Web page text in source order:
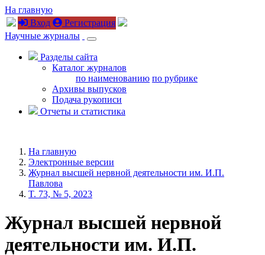
На главную
Вход
Регистрация
Научные журналы
Разделы сайта
Каталог журналов
по наименованию по рубрике
Архивы выпусков
Подача рукописи
Отчеты и статистика
На главную
Электронные версии
Журнал высшей нервной деятельности им. И.П.
Павлова
T. 73, № 5, 2023
Журнал высшей нервной
деятельности им. И.П.